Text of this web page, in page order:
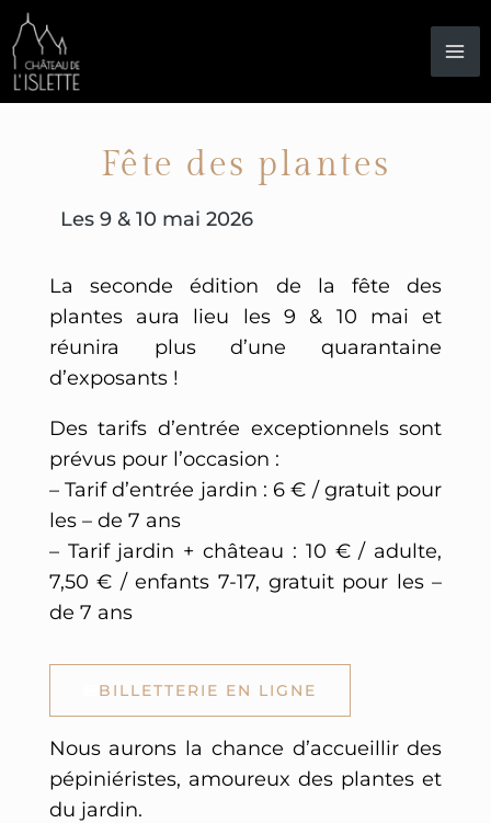
Aller
au
contenu
Fête des plantes
Les 9 & 10 mai 2026
La seconde édition de la fête des
plantes aura lieu les 9 & 10 mai et
réunira plus d’une quarantaine
d’exposants !
Des tarifs d’entrée exceptionnels sont
prévus pour l’occasion :
– Tarif d’entrée jardin : 6 € / gratuit pour
les – de 7 ans
– Tarif jardin + château : 10 € / adulte,
7,50 € / enfants 7-17, gratuit pour les –
de 7 ans
BILLETTERIE EN LIGNE
Nous aurons la chance d’accueillir des
pépiniéristes, amoureux des plantes et
du jardin.